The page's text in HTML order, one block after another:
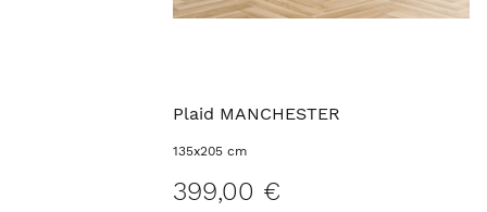
Plaid MANCHESTER
135x205 cm
399,00 €